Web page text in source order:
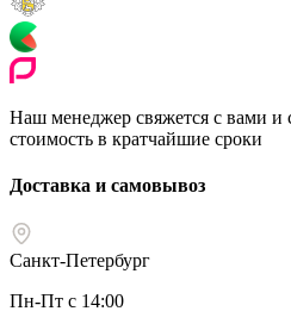
Наш менеджер свяжется с вами
стоимость в кратчайшие сроки
Доставка и самовывоз
Санкт-Петербург
Пн-Пт с 14:00